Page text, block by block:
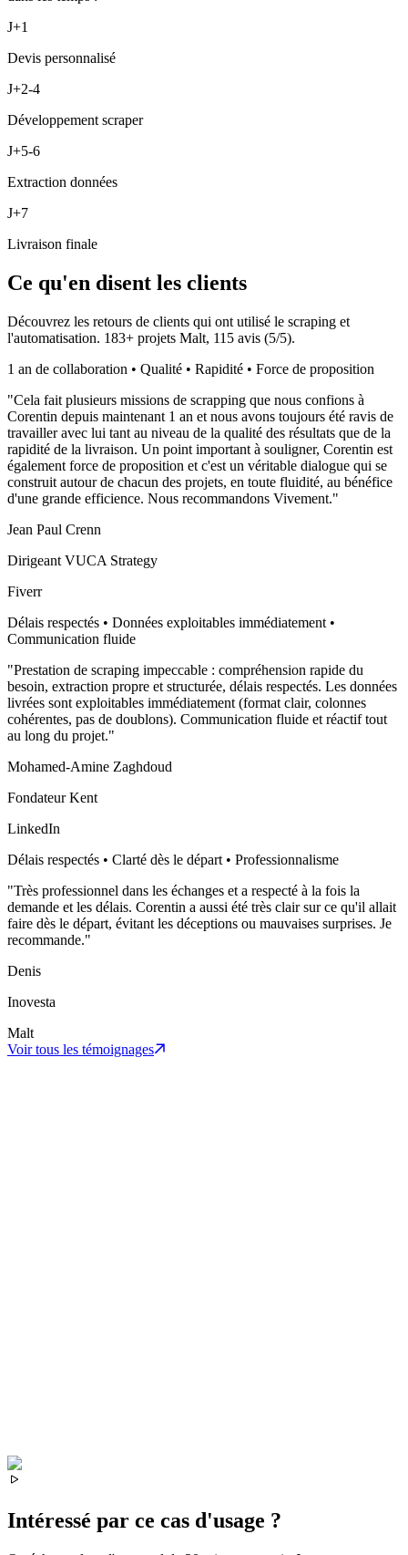
J+1
Devis personnalisé
J+2-4
Développement scraper
J+5-6
Extraction données
J+7
Livraison finale
Ce qu'en disent les clients
Découvrez les retours de clients qui ont utilisé le scraping et
l'automatisation. 183+ projets Malt, 115 avis (5/5).
1 an de collaboration • Qualité • Rapidité • Force de proposition
"Cela fait plusieurs missions de scrapping que nous confions à
Corentin depuis maintenant 1 an et nous avons toujours été ravis de
travailler avec lui tant au niveau de la qualité des résultats que de la
rapidité de la livraison. Un point important à souligner, Corentin est
également force de proposition et c'est un véritable dialogue qui se
construit autour de chacun des projets, en toute fluidité, au bénéfice
d'une grande efficience. Nous recommandons Vivement."
Jean Paul Crenn
Dirigeant VUCA Strategy
Fiverr
Délais respectés • Données exploitables immédiatement •
Communication fluide
"Prestation de scraping impeccable : compréhension rapide du
besoin, extraction propre et structurée, délais respectés. Les données
livrées sont exploitables immédiatement (format clair, colonnes
cohérentes, pas de doublons). Communication fluide et réactif tout
au long du projet."
Mohamed-Amine Zaghdoud
Fondateur Kent
LinkedIn
Délais respectés • Clarté dès le départ • Professionnalisme
"Très professionnel dans les échanges et a respecté à la fois la
demande et les délais. Corentin a aussi été très clair sur ce qu'il allait
faire dès le départ, évitant les déceptions ou mauvaises surprises. Je
recommande."
Denis
Inovesta
Malt
Voir tous les témoignages
Intéressé par ce cas d'usage ?